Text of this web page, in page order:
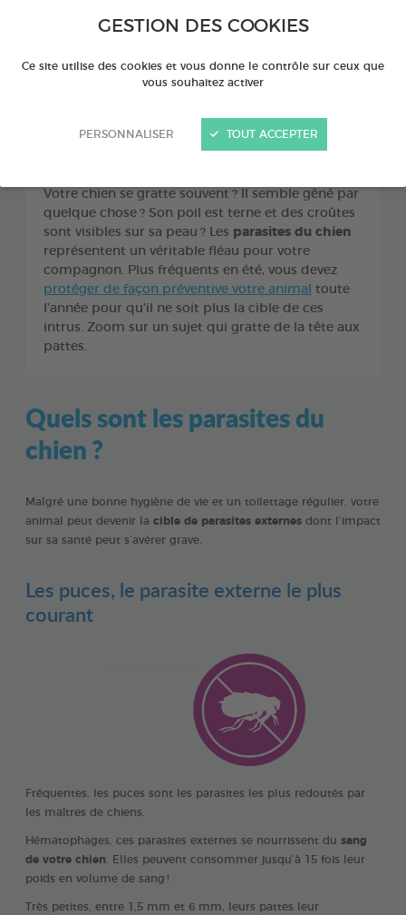
GESTION DES COOKIES
Ce site utilise des cookies et vous donne le contrôle sur ceux que
vous souhaitez activer
PERSONNALISER TOUT ACCEPTER
Votre chien se gratte souvent ? Il semble gêné par
quelque chose ? Son poil est terne et des croûtes
sont visibles sur sa peau ? Les parasites du chien
représentent un véritable fléau pour votre
compagnon. Plus fréquents en été, vous devez
protéger de façon préventive votre animal
toute
l’année pour qu’il ne soit plus la cible de ces
intrus. Zoom sur un sujet qui gratte de la tête aux
pattes.
Quels sont les parasites du
chien ?
Malgré une bonne hygiène de vie et un toilettage régulier, votre
animal peut devenir la cible de parasites externes dont l’impact
sur sa santé peut s’avérer grave.
Les puces, le parasite externe le plus
courant
Fréquentes, les puces sont les parasites les plus redoutés par
les maîtres de chiens.
Hématophages, ces parasites externes se nourrissent du sang
de votre chien . Elles peuvent consommer jusqu’à 15 fois leur
poids en volume de sang !
Très petites, entre 1,5 mm et 6 mm, leurs pattes leur